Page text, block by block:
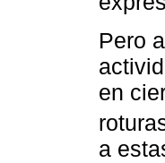
Pero
en
a